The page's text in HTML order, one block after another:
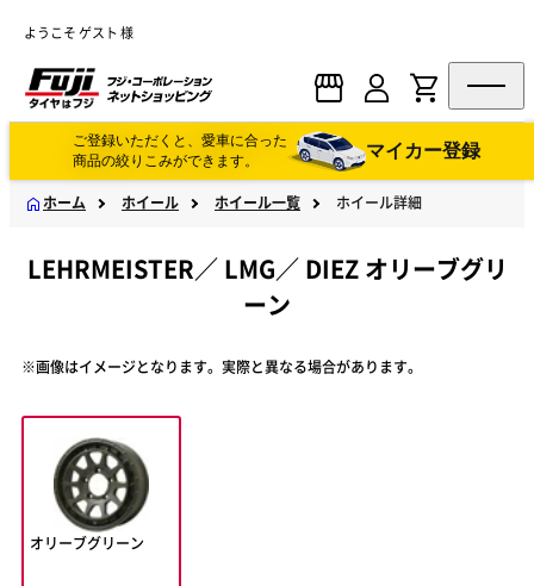
ようこそ ゲスト 様
ご登録いただくと、愛車に合った
商品の絞りこみができます。
マイカー登録
ホーム ホイール ホイール一覧 ホイール詳細
LEHRMEISTER／ LMG／ DIEZ オリーブグリ
ーン
※画像はイメージとなります。実際と異なる場合があります。
オリーブグリーン